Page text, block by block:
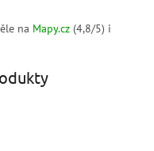
na Mapy.cz (4,8/5) i